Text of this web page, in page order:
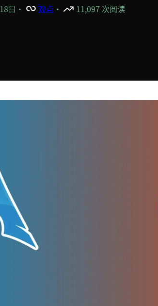
日 · 观点 · 11,097 次阅读